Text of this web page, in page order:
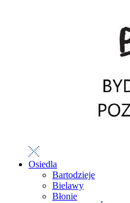
Osiedla
Bartodzieje
Bielawy
Błonie